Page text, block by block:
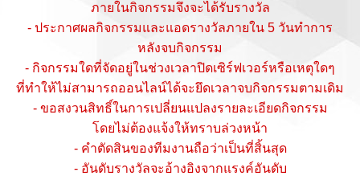
ภายในกิจกรรมจึงจะได้รับรางวัล
- ประกาศผลกิจกรรมและแอดรางวัลภายใน 5 วันทำการ
หลังจบกิจกรรม
- กิจกรรมใดที่จัดอยู่ในช่วงเวลาปิดเซิร์ฟเวอร์หรือเหตุใดๆ
ที่ทำให้ไม่สามารถออนไลน์ได้จะยึดเวลาจบกิจกรรมตามเดิม
- ขอสงวนสิทธิ์ในการเปลี่ยนแปลงรายละเอียดกิจกรรม
โดยไม่ต้องแจ้งให้ทราบล่วงหน้า
- คำตัดสินของทีมงานถือว่าเป็นที่สิ้นสุด
- อันดับรางวัลจะอ้างอิงจากแรงค์อันดับ